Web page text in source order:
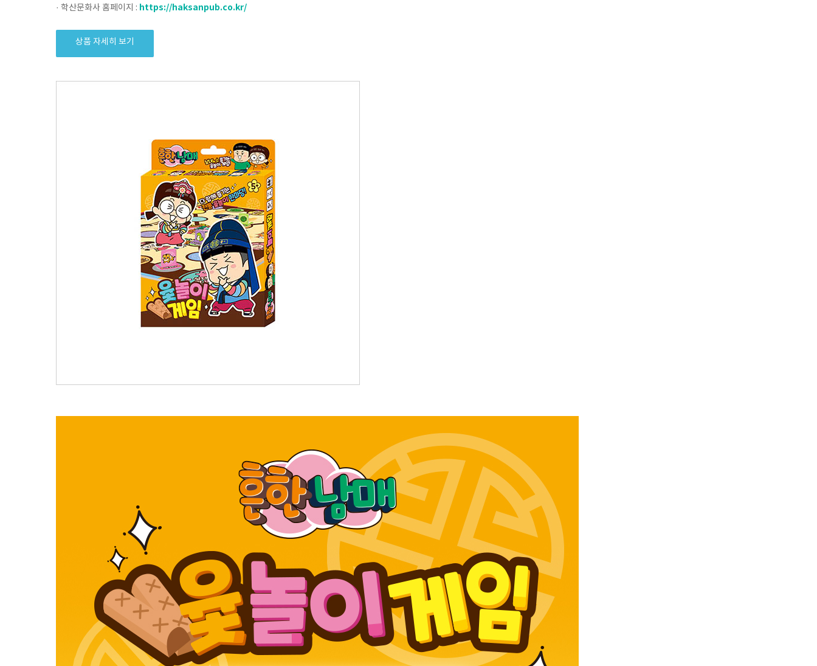
· 학산문화사 홈페이지 : https://haksanpub.co.kr/
상품 자세히 보기